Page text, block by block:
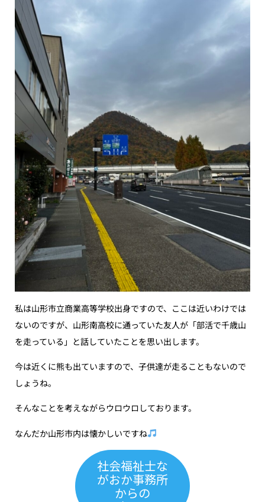
私は山形市立商業高等学校出身ですので、ここは近いわけでは
ないのですが、山形南高校に通っていた友人が「部活で千歳山
を走っている」と話していたことを思い出します。
今は近くに熊も出ていますので、子供達が走ることもないので
しょうね。
そんなことを考えながらウロウロしております。
なんだか山形市内は懐かしいですね
社会福祉士な
がおか事務所
からの